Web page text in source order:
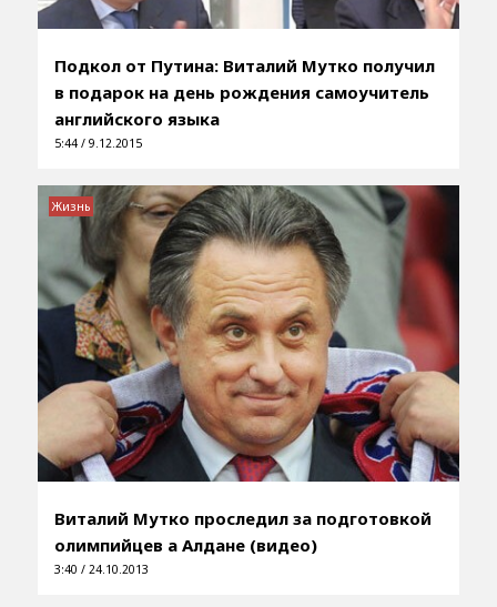
Подкол от Путина: Виталий Мутко получил
в подарок на день рождения самоучитель
английского языка
5:44 / 9.12.2015
Виталий Мутко проследил за подготовкой
олимпийцев а Алдане (видео)
3:40 / 24.10.2013
Жизнь